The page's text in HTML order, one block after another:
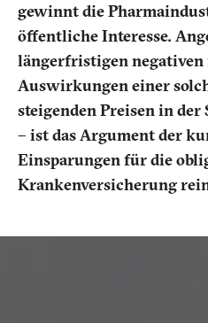
gewinnt die
öffentliche Interesse.
längerfristigen
Auswirkungen einer
steigenden Preisen in
– ist das Argument der
Einsparungen für die
Krankenversicherung